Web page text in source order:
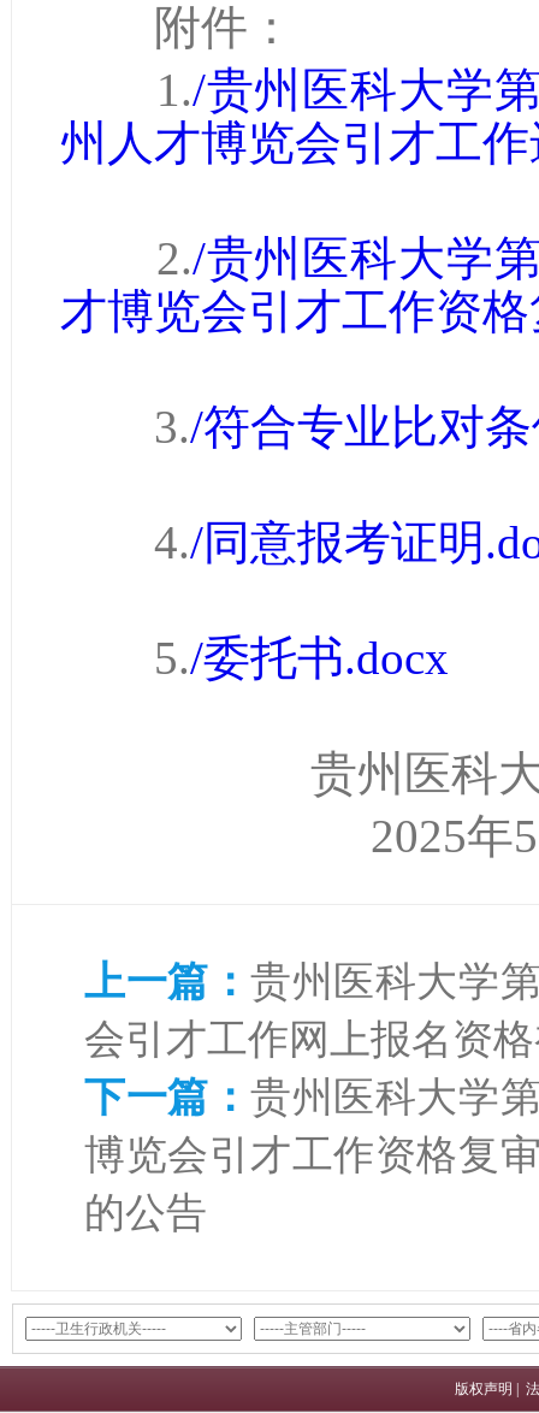
附件：
1./贵州医科大学
州人才博览会引才工
2./贵州医科大学
才博览会引才工作资
3./符合专业比对
4./同意报考证明
5./委托书.docx
贵州医科大学
2025年5月
上一篇：贵州医科大学
会引才工作网上报名资
下一篇：贵州医科大学
博览会引才工作资格复
的公告
版权声明